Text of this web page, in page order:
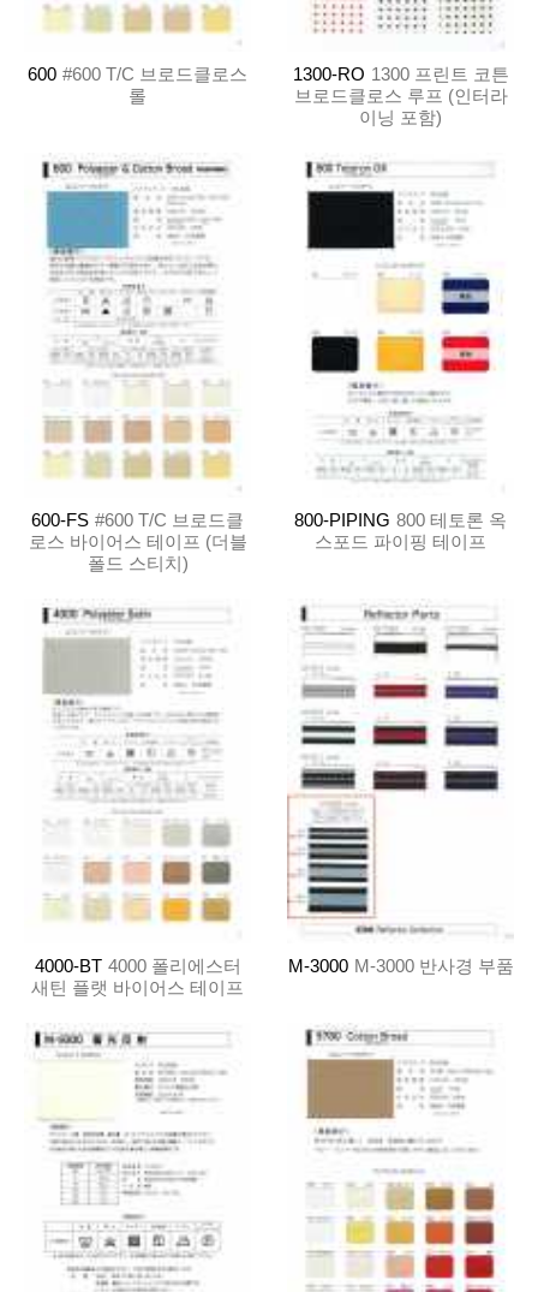
600 #600 T/C 브로드클로스
롤
1300-RO 1300 프린트 코튼
브로드클로스 루프 (인터라
이닝 포함)
600-FS #600 T/C 브로드클
로스 바이어스 테이프 (더블
폴드 스티치)
800-PIPING 800 테토론 옥
스포드 파이핑 테이프
4000-BT 4000 폴리에스터
새틴 플랫 바이어스 테이프
M-3000 M-3000 반사경 부품